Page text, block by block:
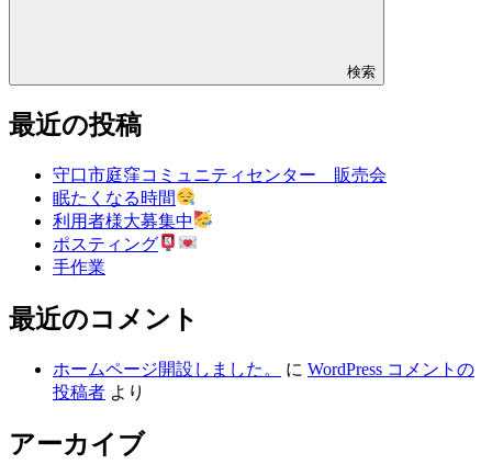
検索
最近の投稿
守口市庭窪コミュニティセンター 販売会
眠たくなる時間
利用者様大募集中
ポスティング
手作業
最近のコメント
ホームページ開設しました。 に WordPress コメントの
投稿者 より
アーカイブ